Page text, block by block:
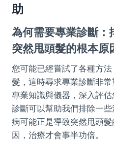
助
為何需要專業診斷：
突然甩頭髮的根本原
您可能已經嘗試了各種方
髮，這時尋求專業診斷非
專業知識與儀器，深入評
診斷可以幫助我們排除一
病可能正是導致突然甩頭
因，治療才會事半功倍。